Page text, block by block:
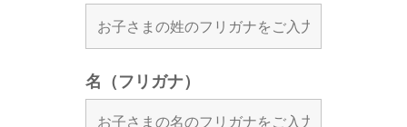
名（フリガナ）